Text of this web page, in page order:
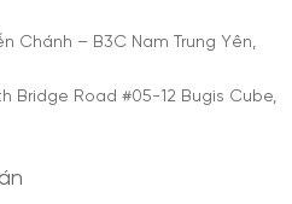
Chánh – B3C Nam Trung Yên,
Bridge Road #05-12 Bugis Cube,